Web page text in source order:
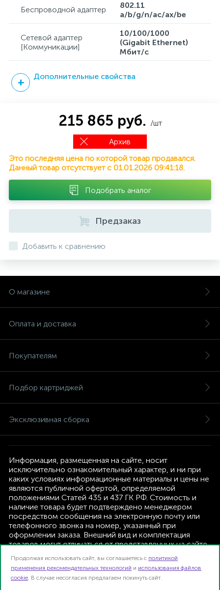
Беспроводной адаптер
802.11
a/b/g/n/ac/ax/be
Сетевой адаптер
[Коммуникации]
10/100/1000
(Gigabit Ethernet)
Мбит/с
Дополнительные свойства
215 865 руб. /шт
Архив
Это последняя цена по которой товар продавался.
Данный товар отсутствует с 01.01.2026 09:41:18.
Подобрать аналог
Предзаказ
Добавить к сравнению
О магазине
Оплата и доставка
Покупателям
Подбор картриджей
Эксклюзивная сборка
Информация, размещенная на сайте, носит
исключительно ознакомительный характер, и ни при
каких условиях информационные материалы и цены не
являются публичной офертой, определяемой
положениями Статей 435 и 437 ГК РФ. Стоимость и
наличие товара будет подтверждено менеджером
посредством сообщения на электронную почту или
телефонного звонка на номер, указанный при
оформлении заказа. Внешний вид и комплектация
товаров могут отличаться от представленных на сайте.
текущую комплектацию, без дополнительного
уведомления.
Продолжая использовать сайт, вы соглашаетесь с политикой
применения рекомендательных технологий и использования файлов
cookie. В случае несогласия предлагаем покинуть сайт.